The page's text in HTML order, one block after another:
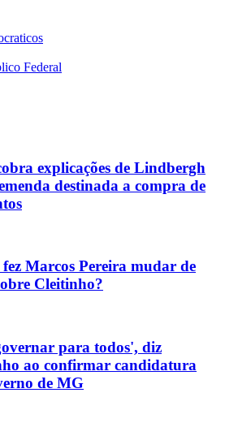
Federal
explicações de Lindbergh
destinada a compra de
fez Marcos Pereira mudar de
Cleitinho?
para todos', diz
ao confirmar candidatura
de MG